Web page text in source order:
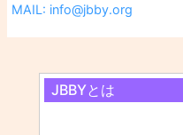
MAIL: info@jbby.org
JBBYとは